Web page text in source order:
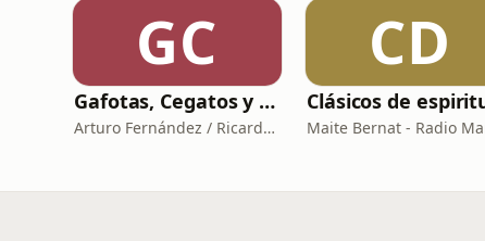
GC
Gafotas, Cegatos y sus Aparatos - Podcast
Arturo Fernández / Ricardo Abad
CD